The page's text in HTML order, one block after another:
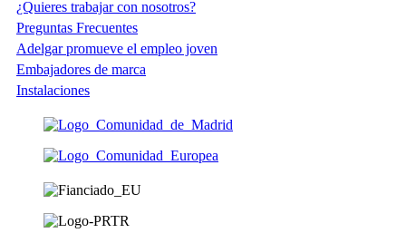
¿Quieres trabajar con nosotros?
Preguntas Frecuentes
Adelgar promueve el empleo joven
Embajadores de marca
Instalaciones